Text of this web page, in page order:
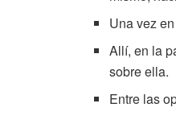
Una vez
Allí, en la
sobre ella.
Entre las